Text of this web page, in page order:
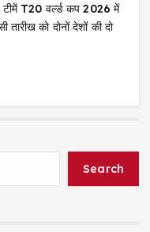
टीमें T20 वर्ल्ड कप 2026 में
तारीख को दोनों देशों की दो
Search